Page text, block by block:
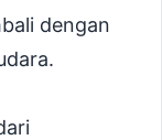
dengan